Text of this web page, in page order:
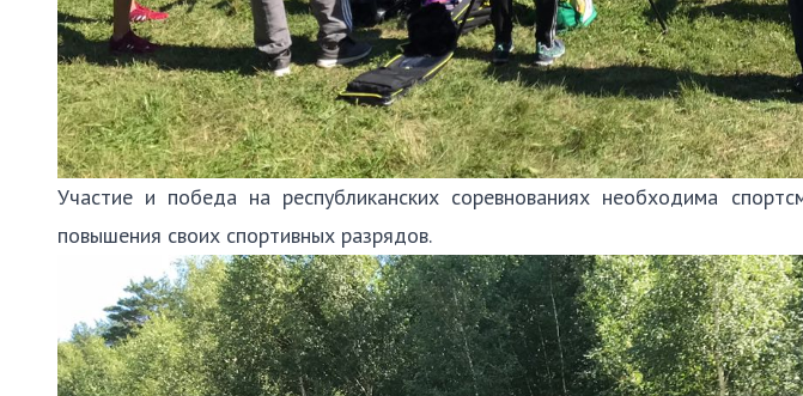
Участие и победа на республиканских соревнованиях необходима
повышения своих спортивных разрядов.